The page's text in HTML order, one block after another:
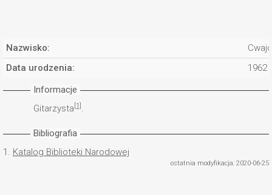
Nazwisko:
Data urodzenia:
1962
Informacje
Gitarzysta [1] .
Bibliografia
1. Katalog Biblioteki Narodowej
ostatnia modyfikacja: 2020-06-25